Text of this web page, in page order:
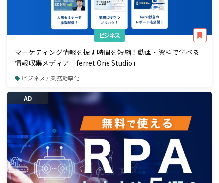
ビジネス
マーケティング情報を探す時間を短縮！動画・資料で学べる
情報収集メディア「ferret One Studio」
ビジネス / 業務効率化
AD